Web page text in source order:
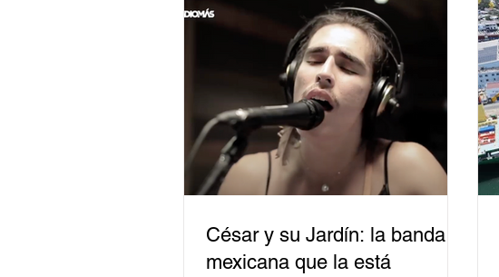
César y su Jardín: la banda
mexicana que la está